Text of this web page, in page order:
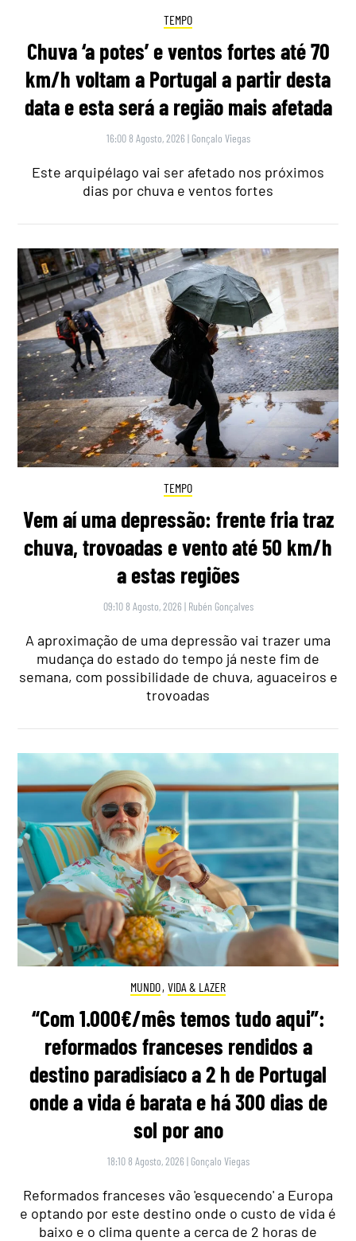
TEMPO
Chuva ‘a potes’ e ventos fortes até 70
km/h voltam a Portugal a partir desta
data e esta será a região mais afetada
16:00 8 Agosto, 2026 | Gonçalo Viegas
Este arquipélago vai ser afetado nos próximos
dias por chuva e ventos fortes
TEMPO
Vem aí uma depressão: frente fria traz
chuva, trovoadas e vento até 50 km/h
a estas regiões
09:10 8 Agosto, 2026 | Rubén Gonçalves
A aproximação de uma depressão vai trazer uma
mudança do estado do tempo já neste fim de
semana, com possibilidade de chuva, aguaceiros e
trovoadas
MUNDO, VIDA & LAZER
“Com 1.000€/mês temos tudo aqui”:
reformados franceses rendidos a
destino paradisíaco a 2 h de Portugal
onde a vida é barata e há 300 dias de
sol por ano
18:10 8 Agosto, 2026 | Gonçalo Viegas
Reformados franceses vão 'esquecendo' a Europa
e optando por este destino onde o custo de vida é
baixo e o clima quente a cerca de 2 horas de